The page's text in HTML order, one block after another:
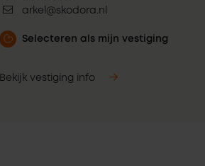
arkel@skodora.nl
Selecteren als mijn vestiging
Bekijk vestiging info